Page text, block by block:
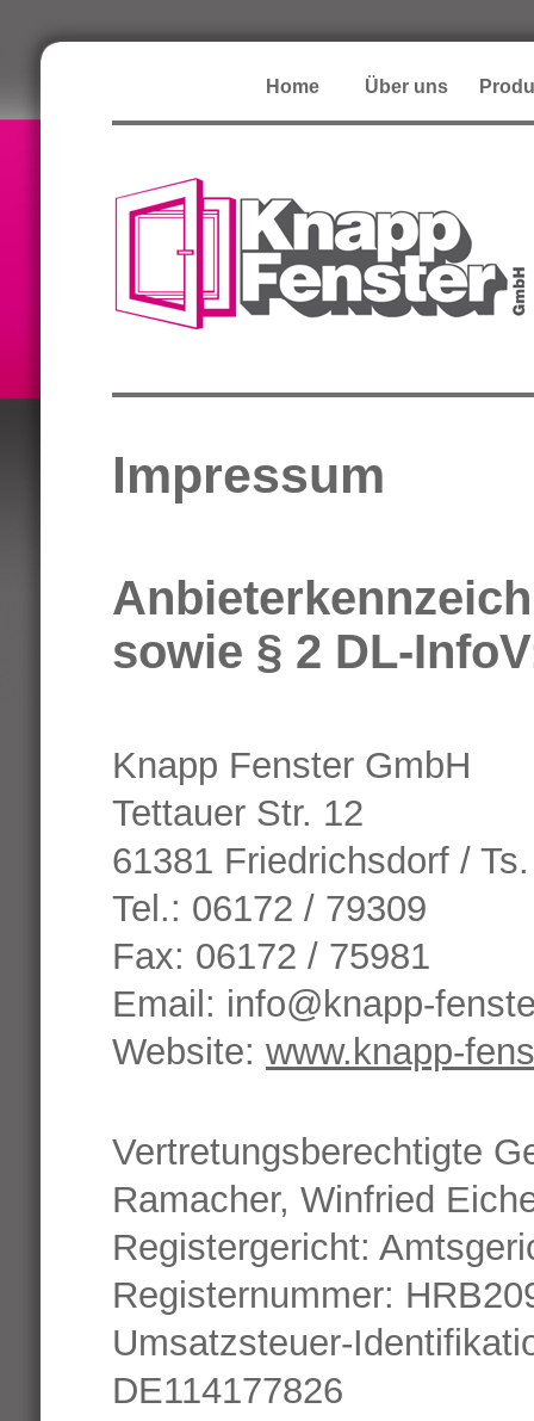
Home Über uns
Impressum
sowie § 2 DL-
Knapp Fenster GmbH
Tettauer Str. 12
61381 Friedrichsdorf / Ts.
Tel.: 06172 / 79309
Fax: 06172 / 75981
Email: info@knapp-
Website: www.knapp-
Vertretungsberechtigte
Ramacher, Winfried
Registergericht:
Registernummer:
Umsatzsteuer-
DE114177826